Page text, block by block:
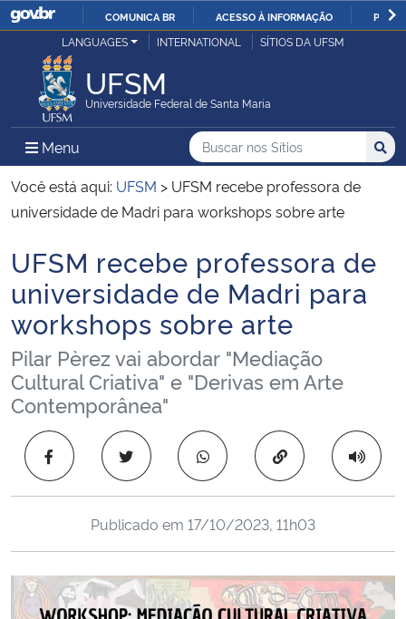
IR
COMUNICA BR ACESSO À INFORMAÇÃO
Ministério da Justiça e Segurança Pública
Ministério da Defesa
Ministério das Relações Exteriores
Ministério da Infraestrutura
Ministério da Agricultura, Pecuária e Abastecimento
Ministério da Educação
Ministério da Cidadania
Ministério da Saúde
Ministério de Minas e Energia
Ministério do Meio Ambiente
LANGUAGES INTERNATIONAL SÍTIOS DA UFSM
UFSM
Universidade Federal de Santa Maria
Menu Menu Principal do Sítio
Busca
Buscar no nos Sítios
Busca:
Você está aqui: UFSM > UFSM recebe professora de
universidade de Madri para workshops sobre arte
Início do conteúdo
UFSM recebe professora de
universidade de Madri para
workshops sobre arte
Pilar Pèrez vai abordar "Mediação
Cultural Criativa" e "Derivas em Arte
Contemporânea"
Copiar para área
Publicado em 17/10/2023, 11h03